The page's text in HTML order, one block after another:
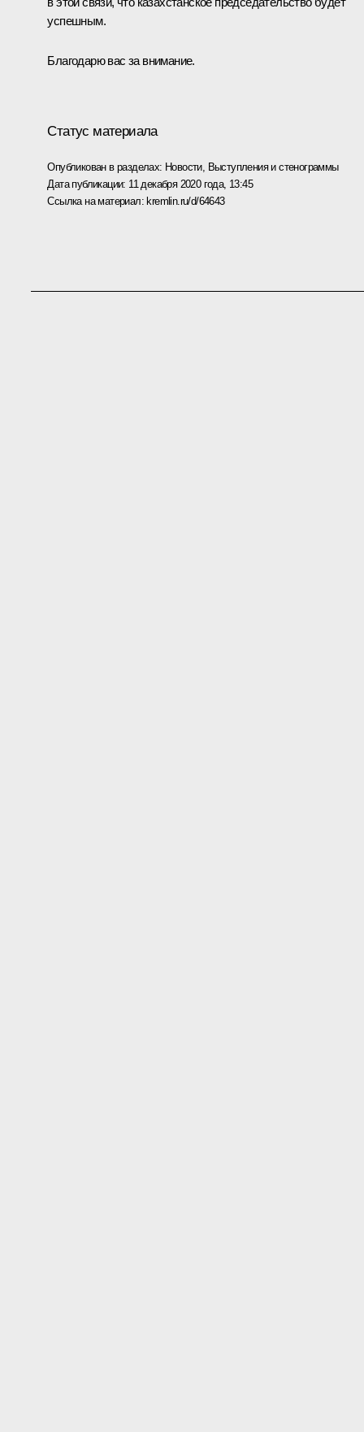
успешным.
Благодарю вас за внимание.
Статус материала
Опубликован в разделах: Новости, Выступления и стенограммы
Дата публикации: 11 декабря 2020 года, 13:45
Ссылка на материал: kremlin.ru/d/64643